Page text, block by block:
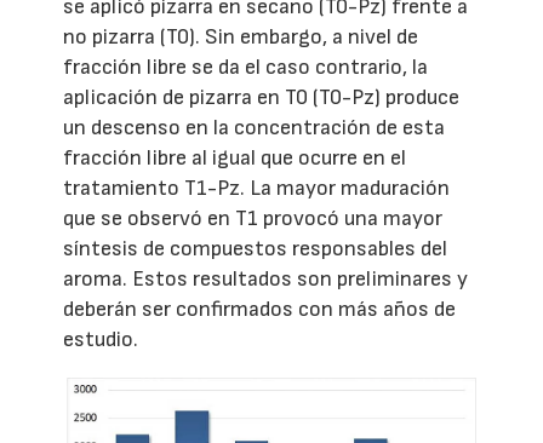
se aplicó pizarra en secano (T0-Pz) frente a
no pizarra (T0). Sin embargo, a nivel de
fracción libre se da el caso contrario, la
aplicación de pizarra en T0 (T0-Pz) produce
un descenso en la concentración de esta
fracción libre al igual que ocurre en el
tratamiento T1-Pz. La mayor maduración
que se observó en T1 provocó una mayor
síntesis de compuestos responsables del
aroma. Estos resultados son preliminares y
deberán ser confirmados con más años de
estudio.